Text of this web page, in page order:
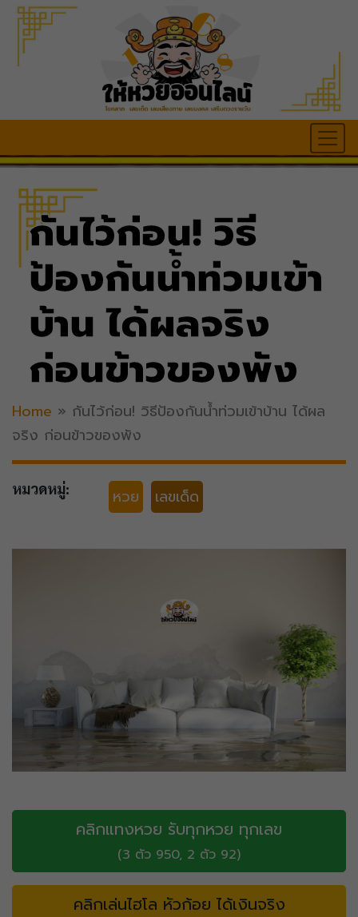
กันไว้ก่อน! วิธี​
ป้องกัน​น้ำท่วมเข้า
บ้าน​ ได้ผลจริง
ก่อนข้าวของพัง
Home » กันไว้ก่อน! วิธี​ป้องกัน​น้ำท่วมเข้าบ้าน​ ได้ผล
จริง ก่อนข้าวของพัง
หมวดหมู่: หวย เลขเด็ด
คลิกแทงหวย รับทุกหวย ทุกเลข
(3 ตัว 950, 2 ตัว 92)
คลิกเล่นไฮโล หัวก้อย ได้เงินจริง